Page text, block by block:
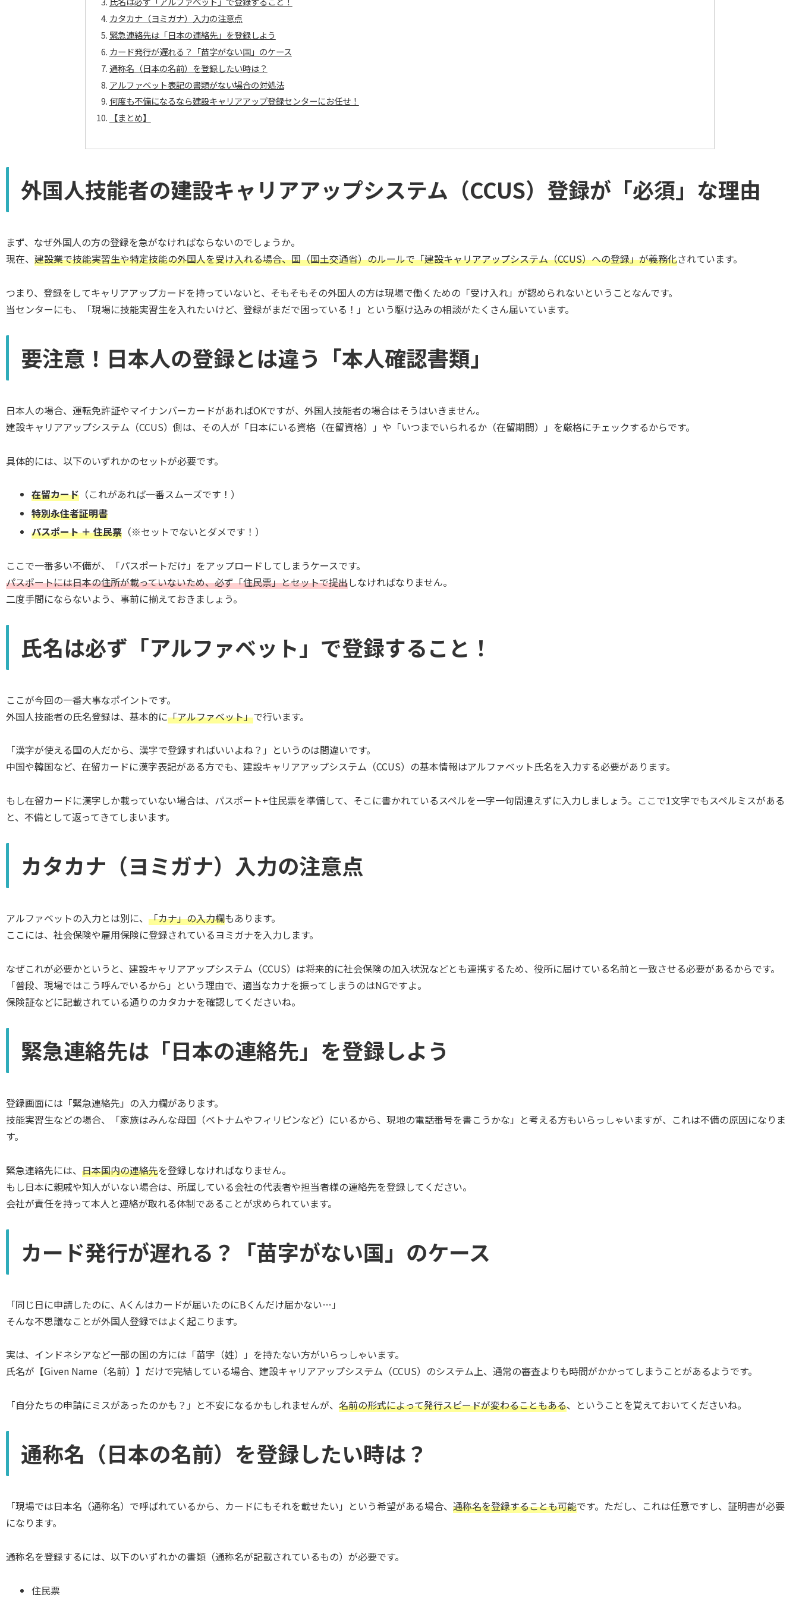
カタカナ（ヨミガナ）入力の注意点
緊急連絡先は「日本の連絡先」を登録しよう
カード発行が遅れる？「苗字がない国」のケース
通称名（日本の名前）を登録したい時は？
アルファベット表記の書類がない場合の対処法
何度も不備になるなら建設キャリアアップ登録センターにお任せ！
【まとめ】
外国人技能者の建設キャリアアップシステム（CCUS）登録が「必須」な理由
まず、なぜ外国人の方の登録を急がなければならないのでしょうか。
現在、 建設業で技能実習生や特定技能の外国人を受け入れる場合、国（国土交通省）のルールで「建設キャリアアップシステム（CCUS）への登録」が義務化されています。
つまり、登録をしてキャリアアップカードを持っていないと、そもそもその外国人の方は現場で働くための「受け入れ」が認められないということなんです。
当センターにも、「現場に技能実習生を入れたいけど、登録がまだで困っている！」という駆け込みの相談がたくさん届いています。
要注意！日本人の登録とは違う「本人確認書類」
日本人の場合、運転免許証やマイナンバーカードがあればOKですが、外国人技能者の場合はそうはいきません。
建設キャリアアップシステム（CCUS）側は、その人が「日本にいる資格（在留資格）」や「いつまでいられるか（在留期間）」を厳格にチェックするからです。
具体的には、以下のいずれかのセットが必要です。
在留カード （これがあれば一番スムーズです！）
特別永住者証明書
パスポート ＋ 住民票 （※セットでないとダメです！）
ここで一番多い不備が、「パスポートだけ」をアップロードしてしまうケースです。
パスポートには日本の住所が載っていないため、必ず「住民票」とセットで提出しなければなりません。
二度手間にならないよう、事前に揃えておきましょう。
氏名は必ず「アルファベット」で登録すること！
ここが今回の一番大事なポイントです。
外国人技能者の氏名登録は、基本的に「アルファベット」で行います。
「漢字が使える国の人だから、漢字で登録すればいいよね？」というのは間違いです。
中国や韓国など、在留カードに漢字表記がある方でも、建設キャリアアップシステム（CCUS）の基本情報はアルファベット氏名を入力する必要があります。
もし在留カードに漢字しか載っていない場合は、パスポート+住民票を準備して、そこに書かれているスペルを一字一句間違えずに入力しましょう。ここで1文字でもスペルミスがある
と、不備として返ってきてしまいます。
カタカナ（ヨミガナ）入力の注意点
アルファベットの入力とは別に、 「カナ」の入力欄もあります。
ここには、社会保険や雇用保険に登録されているヨミガナを入力します。
なぜこれが必要かというと、建設キャリアアップシステム（CCUS）は将来的に社会保険の加入状況などとも連携するため、役所に届けている名前と一致させる必要があるからです。
「普段、現場ではこう呼んでいるから」という理由で、適当なカナを振ってしまうのはNGですよ。
保険証などに記載されている通りのカタカナを確認してくださいね。
緊急連絡先は「日本の連絡先」を登録しよう
登録画面には「緊急連絡先」の入力欄があります。
技能実習生などの場合、「家族はみんな母国（ベトナムやフィリピンなど）にいるから、現地の電話番号を書こうかな」と考える方もいらっしゃいますが、これは不備の原因になりま
す。
緊急連絡先には、 日本国内の連絡先を登録しなければなりません。
もし日本に親戚や知人がいない場合は、所属している会社の代表者や担当者様の連絡先を登録してください。
会社が責任を持って本人と連絡が取れる体制であることが求められています。
カード発行が遅れる？「苗字がない国」のケース
「同じ日に申請したのに、Aくんはカードが届いたのにBくんだけ届かない…」
そんな不思議なことが外国人登録ではよく起こります。
実は、インドネシアなど一部の国の方には「苗字（姓）」を持たない方がいらっしゃいます。
氏名が【Given Name（名前）】だけで完結している場合、建設キャリアアップシステム（CCUS）のシステム上、通常の審査よりも時間がかかってしまうことがあるようです。
「自分たちの申請にミスがあったのかも？」と不安になるかもしれませんが、 名前の形式によって発行スピードが変わることもある、ということを覚えておいてくださいね。
通称名（日本の名前）を登録したい時は？
「現場では日本名（通称名）で呼ばれているから、カードにもそれを載せたい」という希望がある場合、 通称名を登録することも可能です。ただし、これは任意ですし、証明書が必要
になります。
通称名を登録するには、以下のいずれかの書類（通称名が記載されているもの）が必要です。
住民票